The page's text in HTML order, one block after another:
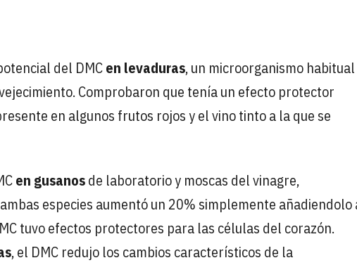
del DMCen levaduras, un microorganismo habitual
Comprobaron que tenía un efecto protector
en algunos frutos rojos y el vino tinto a la que se
en gusanosde laboratorio y moscas del vinagre,
especies aumentó un 20% simplemente añadiendolo
tuvo efectos protectores para las células del corazón.
, el DMC redujo los cambios característicos de la